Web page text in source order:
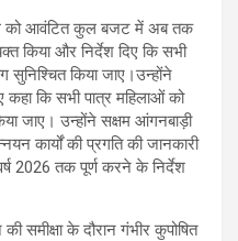
को आवंटित कुल बजट में अब तक
किया और निर्देश दिए कि सभी
सुनिश्चित किया जाए।उन्होंने
कहा कि सभी पात्र महिलाओं को
जाए। उन्होंने सक्षम आंगनबाड़ी
कार्यों की प्रगति की जानकारी
2026 तक पूर्ण करने के निर्देश
समीक्षा के दौरान गंभीर कुपोषित